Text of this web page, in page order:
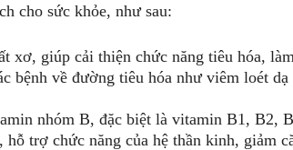
cho sức khỏe, như sau:
xơ, giúp cải thiện chức năng tiêu hóa,
bệnh về đường tiêu hóa như viêm loét dạ
nhóm B, đặc biệt là vitamin B1, B2,
trợ chức năng của hệ thần kinh, giảm